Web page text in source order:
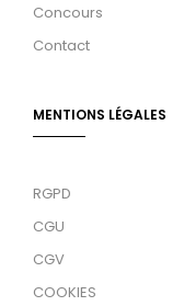
Concours
Contact
MENTIONS LÉGALES
RGPD
CGU
CGV
COOKIES